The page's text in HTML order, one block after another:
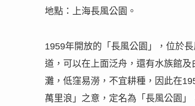
地點：上海長風公園。
1959年開放的「長風公園」，位於
道，可以在上面泛舟，還有水族館
灘，低窪易澇，不宜耕種，因此在
萬里浪」之意，定名為「長風公園